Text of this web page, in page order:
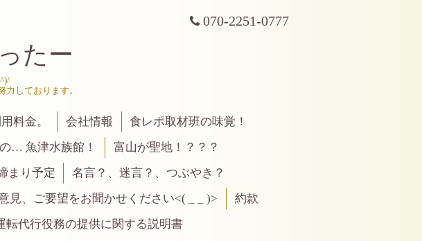
070-2251-0777
たー
しております。
料金。 会社情報
食レポ取材班の味覚！
… 魚津水族館！
富山が聖地！？？？
まり予定
名言？、迷言？、つぶやき？
見、ご要望をお聞かせください<( _ _ )>
約款
転代行役務の提供に関する説明書